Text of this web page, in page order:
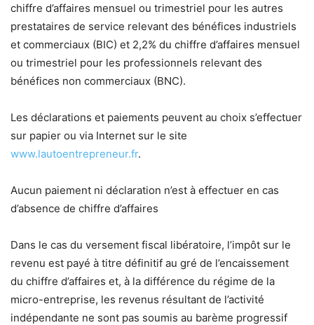
chiffre d’affaires mensuel ou trimestriel pour les autres
prestataires de service relevant des bénéfices industriels
et commerciaux (BIC) et 2,2% du chiffre d’affaires mensuel
ou trimestriel pour les professionnels relevant des
bénéfices non commerciaux (BNC).
Les déclarations et paiements peuvent au choix s’effectuer
sur papier ou via Internet sur le site
www.lautoentrepreneur.fr.
Aucun paiement ni déclaration n’est à effectuer en cas
d’absence de chiffre d’affaires
Dans le cas du versement fiscal libératoire, l’impôt sur le
revenu est payé à titre définitif au gré de l’encaissement
du chiffre d’affaires et, à la différence du régime de la
micro-entreprise, les revenus résultant de l’activité
indépendante ne sont pas soumis au barème progressif